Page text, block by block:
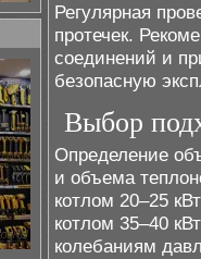
Регулярная
протечек.
соединений и
безопасную
Выбор
Определение
и объема
котлом 20–25
котлом 35–40
колебаниям